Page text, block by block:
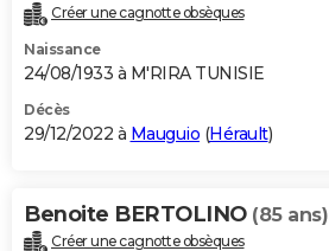
Créer une cagnotte obsèques
Naissance
24/08/1933 à M'RIRA TUNISIE
Décès
29/12/2022 à Mauguio (Hérault)
Benoite BERTOLINO (85 ans)
Créer une cagnotte obsèques